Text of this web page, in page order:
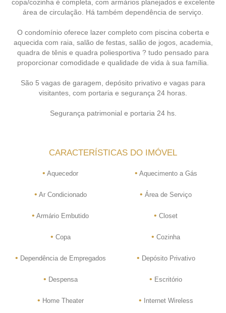
copa/cozinha é completa, com armários planejados e excelente
área de circulação. Há também dependência de serviço.
O condomínio oferece lazer completo com piscina coberta e
aquecida com raia, salão de festas, salão de jogos, academia,
quadra de tênis e quadra poliesportiva ? tudo pensado para
proporcionar comodidade e qualidade de vida à sua família.
São 5 vagas de garagem, depósito privativo e vagas para
visitantes, com portaria e segurança 24 horas.
Segurança patrimonial e portaria 24 hs.
CARACTERÍSTICAS DO IMÓVEL
• Aquecedor • Aquecimento a Gás
• Ar Condicionado • Área de Serviço
• Armário Embutido • Closet
• Copa • Cozinha
• Dependência de Empregados • Depósito Privativo
• Despensa • Escritório
• Home Theater • Internet Wireless